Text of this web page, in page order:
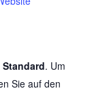
Standard. Um
Sie auf den